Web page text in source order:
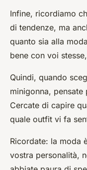
Infine, ricordiamo
di tendenze, ma
quanto sia alla
bene con voi
Quindi, quando
minigonna,
Cercate di capire
quale outfit vi fa
Ricordate: la moda
vostra personalità,